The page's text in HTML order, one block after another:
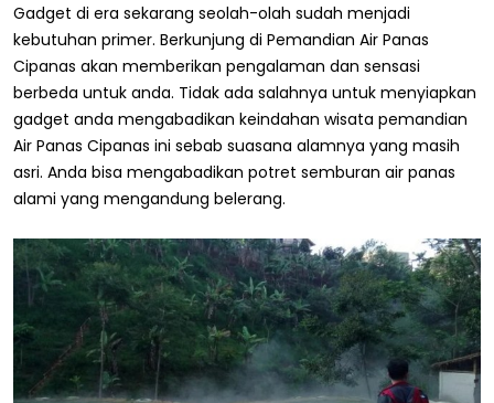
Gadget di era sekarang seolah-olah sudah menjadi
kebutuhan primer. Berkunjung di Pemandian Air Panas
Cipanas akan memberikan pengalaman dan sensasi
berbeda untuk anda. Tidak ada salahnya untuk menyiapkan
gadget anda mengabadikan keindahan wisata pemandian
Air Panas Cipanas ini sebab suasana alamnya yang masih
asri. Anda bisa mengabadikan potret semburan air panas
alami yang mengandung belerang.